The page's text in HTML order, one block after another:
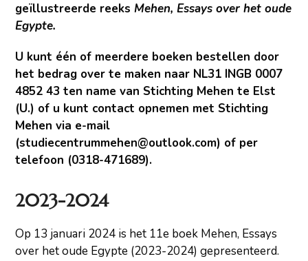
geïllustreerde reeksMehen, Essays over het oude
Egypte.
U kunt één of meerdere boeken bestellen door
het bedrag over te maken naar NL31 INGB 0007
4852 43 ten name van Stichting Mehen te Elst
(U.) of u kunt contact opnemen met Stichting
Mehen via e-mail
(studiecentrummehen@outlook.com) of per
telefoon (0318-471689).
2023-2024
Op 13 januari 2024 is het 11e boek Mehen, Essays
over het oude Egypte (2023-2024) gepresenteerd.